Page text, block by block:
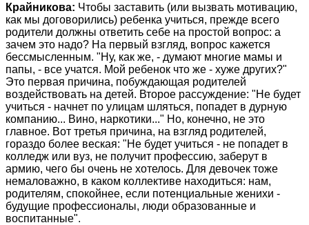
Крайникова: Чтобы заставить (или вызвать мотивацию,
как мы договорились) ребенка учиться, прежде всего
родители должны ответить себе на простой вопрос: а
зачем это надо? На первый взгляд, вопрос кажется
бессмысленным. "Ну, как же, - думают многие мамы и
папы, - все учатся. Мой ребенок что же - хуже других?"
Это первая причина, побуждающая родителей
воздействовать на детей. Второе рассуждение: "Не будет
учиться - начнет по улицам шляться, попадет в дурную
компанию... Вино, наркотики..." Но, конечно, не это
главное. Вот третья причина, на взгляд родителей,
гораздо более веская: "Не будет учиться - не попадет в
колледж или вуз, не получит профессию, заберут в
армию, чего бы очень не хотелось. Для девочек тоже
немаловажно, в каком коллективе находиться: нам,
родителям, спокойнее, если потенциальные женихи -
будущие профессионалы, люди образованные и
воспитанные".